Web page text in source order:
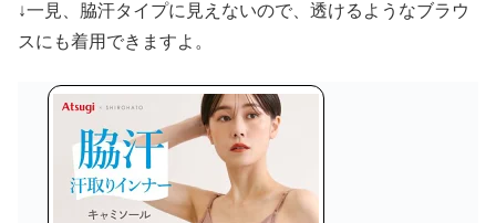
↓一見、脇汗タイプに見えないので、透けるようなブラウ
スにも着用できますよ。